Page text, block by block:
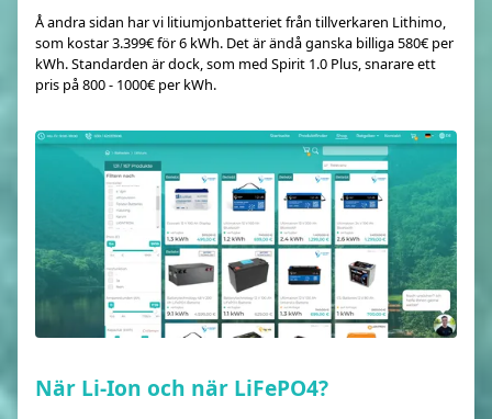
Å andra sidan har vi litiumjonbatteriet från tillverkaren Lithimo,
som kostar 3.399€ för 6 kWh. Det är ändå ganska billiga 580€ per
kWh. Standarden är dock, som med Spirit 1.0 Plus, snarare ett
pris på 800 - 1000€ per kWh.
När Li-Ion och när LiFePO4?